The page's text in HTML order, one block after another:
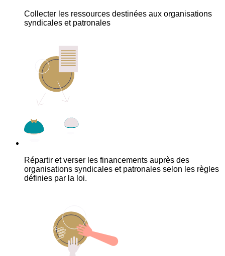
Collecter les ressources destinées aux organisations
syndicales et patronales
Répartir et verser les financements auprès des
organisations syndicales et patronales selon les règles
définies par la loi.